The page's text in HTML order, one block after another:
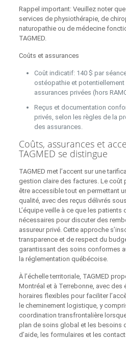
Rappel important: Veuillez noter
services de physiothérapie, de
naturopathie ou de médecine
TAGMED.
Coûts et assurances
Coût indicatif: 140 $ par
ostéopathie et
assurances privées (hors
Reçus et documentation
privés, selon les règles de la
des assurances.
Coûts, assurances et
TAGMED se distingue
TAGMED met l’accent sur une
gestion claire des factures. Le coût
être accessible tout en permettant
qualité, avec des reçus délivrés
L’équipe veille à ce que les
nécessaires pour discuter des
assureur privé. Cette approche
transparence et de respect du
garantissant des soins conformes
la réglementation québécoise.
À l’échelle territoriale, TAGMED
Montréal et à Terrebonne, avec des
horaires flexibles pour faciliter
le cheminement logistique, y
coordination transfrontalière
plan de soins global et les besoins
d’aide, les formulaires et les